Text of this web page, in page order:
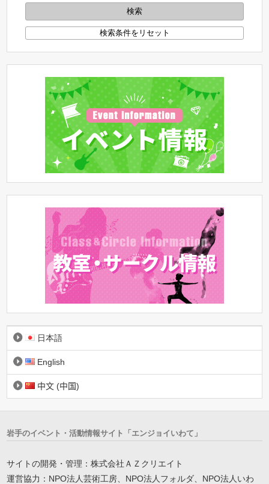
日本語
English
中文 (中国)
岩手のイベント・活動情報サイト「エンジョイいわて」
サイトの開発・管理：株式会社ＡＺクリエイト
運営協力：NPO法人芸術工房、NPO法人フォルダ、NPO法人いわ